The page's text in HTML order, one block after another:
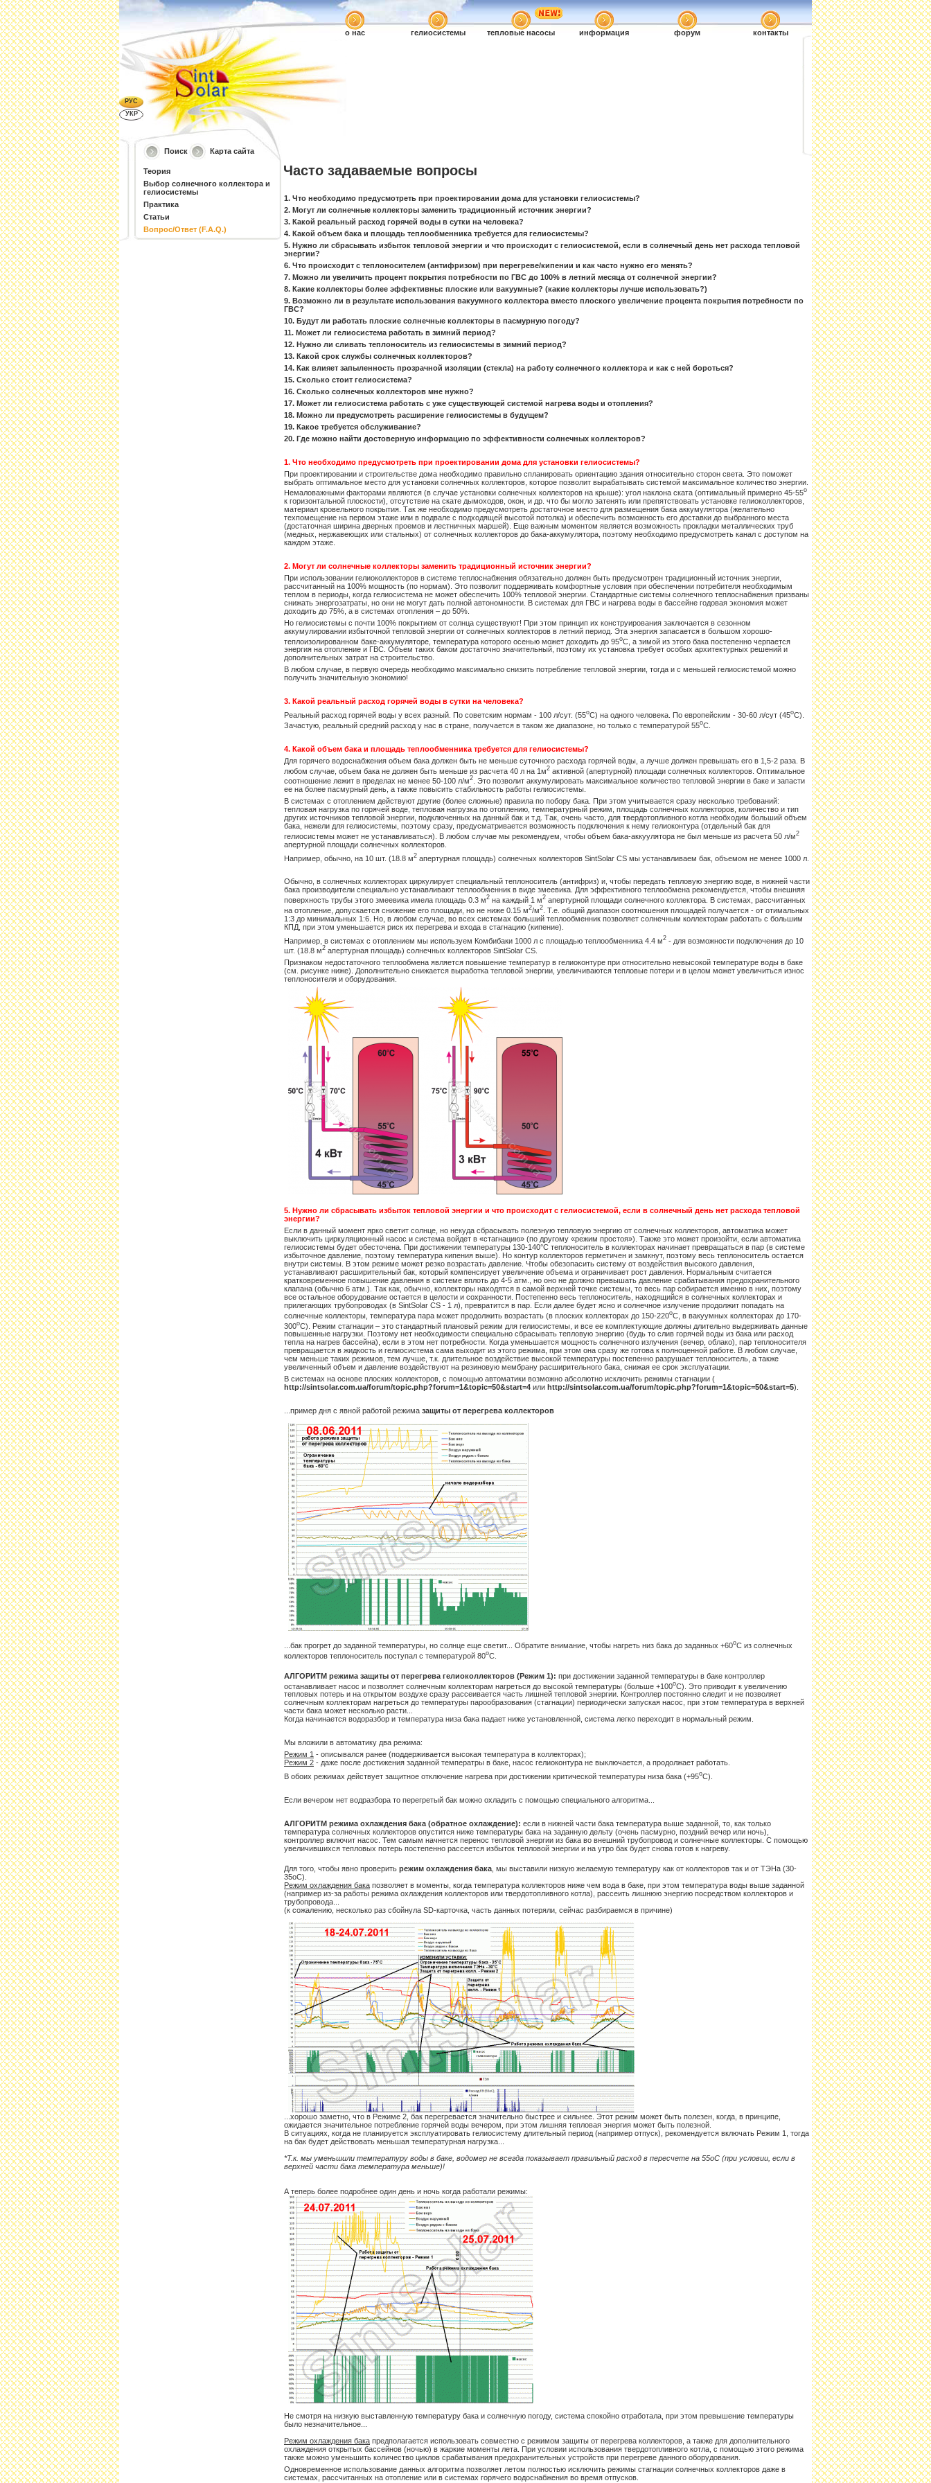
о нас гелиосистемы тепловые насосы информация форум контакты
РУС
УКР
Поиск Карта сайта
Теория
Выбор солнечного коллектора и
гелиосистемы
Практика
Статьи
Вопрос/Ответ (F.A.Q.)
Часто задаваемые вопросы
1. Что необходимо предусмотреть при проектировании дома для установки гелиосистемы?
2. Могут ли солнечные коллекторы заменить традиционный источник энергии?
3. Какой реальный расход горячей воды в сутки на человека?
4. Какой объем бака и площадь теплообменника требуется для гелиосистемы?
5. Нужно ли сбрасывать избыток тепловой энергии и что происходит с гелиосистемой, если в солнечный день нет расхода тепловой
энергии?
6. Что происходит с теплоносителем (антифризом) при перегреве/кипении и как часто нужно его менять?
7. Можно ли увеличить процент покрытия потребности по ГВС до 100% в летний месяца от солнечной энергии?
8. Какие коллекторы более эффективны: плоские или вакуумные? (какие коллекторы лучше использовать?)
9. Возможно ли в результате использования вакуумного коллектора вместо плоского увеличение процента покрытия потребности по
ГВС?
10. Будут ли работать плоские солнечные коллекторы в пасмурную погоду?
11. Может ли гелиосистема работать в зимний период?
12. Нужно ли сливать теплоноситель из гелиосистемы в зимний период?
13. Какой срок службы солнечных коллекторов?
14. Как влияет запыленность прозрачной изоляции (стекла) на работу солнечного коллектора и как с ней бороться?
15. Сколько стоит гелиосистема?
16. Сколько солнечных коллекторов мне нужно?
17. Может ли гелиосистема работать с уже существующей системой нагрева воды и отопления?
18. Можно ли предусмотреть расширение гелиосистемы в будущем?
19. Какое требуется обслуживание?
20. Где можно найти достоверную информацию по эффективности солнечных коллекторов?
1. Что необходимо предусмотреть при проектировании дома для установки гелиосистемы?
При проектировании и строительстве дома необходимо правильно спланировать ориентацию здания относительно сторон света. Это поможет
выбрать оптимальное место для установки солнечных коллекторов, которое позволит вырабатывать системой максимальное количество энергии.
Немаловажными факторами являются (в случае установки солнечных коллекторов на крыше): угол наклона ската (оптимальный примерно 45-55о
к горизонтальной плоскости), отсутствие на скате дымоходов, окон, и др. что бы могло затенять или препятствовать установке гелиоколлекторов,
материал кровельного покрытия. Так же необходимо предусмотреть достаточное место для размещения бака аккумулятора (желательно
техпомещение на первом этаже или в подвале с подходящей высотой потолка) и обеспечить возможность его доставки до выбранного места
(достаточная ширина дверных проемов и лестничных маршей). Еще важным моментом является возможность прокладки металлических труб
(медных, нержавеющих или стальных) от солнечных коллекторов до бака-аккумулятора, поэтому необходимо предусмотреть канал с доступом на
каждом этаже.
2. Могут ли солнечные коллекторы заменить традиционный источник энергии?
При использовании гелиоколлекторов в системе теплоснабжения обязательно должен быть предусмотрен традиционный источник энергии,
рассчитанный на 100% мощность (по нормам). Это позволит поддерживать комфортные условия при обеспечении потребителя необходимым
теплом в периоды, когда гелиосистема не может обеспечить 100% тепловой энергии. Стандартные системы солнечного теплоснабжения призваны
снижать энергозатраты, но они не могут дать полной автономности. В системах для ГВС и нагрева воды в бассейне годовая экономия может
доходить до 75%, а в системах отопления – до 50%.
Но гелиосистемы с почти 100% покрытием от солнца существуют! При этом принцип их конструирования заключается в сезонном
аккумулировании избыточной тепловой энергии от солнечных коллекторов в летний период. Эта энергия запасается в большом хорошо-
теплоизолированном баке-аккумуляторе, температура которого осенью может доходить до 95оС, а зимой из этого бака постепенно черпается
энергия на отопление и ГВС. Объем таких баком достаточно значительный, поэтому их установка требует особых архитектурных решений и
дополнительных затрат на строительство.
В любом случае, в первую очередь необходимо максимально снизить потребление тепловой энергии, тогда и с меньшей гелиосистемой можно
получить значительную экономию!
3. Какой реальный расход горячей воды в сутки на человека?
Реальный расход горячей воды у всех разный. По советским нормам - 100 л/сут. (55оС) на одного человека. По европейским - 30-60 л/сут (45оС).
Зачастую, реальный средний расход у нас в стране, получается в таком же диапазоне, но только с температурой 55оС.
4. Какой объем бака и площадь теплообменника требуется для гелиосистемы?
Для горячего водоснабжения объем бака должен быть не меньше суточного расхода горячей воды, а лучше должен превышать его в 1,5-2 раза. В
любом случае, объем бака не должен быть меньше из расчета 40 л на 1м2 активной (апертурной) площади солнечных коллекторов. Оптимальное
соотношение лежит в пределах не менее 50-100 л/м2 . Это позволит аккумулировать максимальное количество тепловой энергии в баке и запасти
ее на более пасмурный день, а также повысить стабильность работы гелиосистемы.
В системах с отоплением действуют другие (более сложные) правила по побору бака. При этом учитывается сразу несколько требований:
тепловая нагрузка по горячей воде, тепловая нагрузка по отоплению, температурный режим, площадь солнечных коллекторов, количество и тип
других источников тепловой энергии, подключенных на данный бак и т.д. Так, очень часто, для твердотопливного котла необходим больший объем
бака, нежели для гелиосистемы, поэтому сразу, предусматривается возможность подключения к нему гелиоконтура (отдельный бак для
гелиосистемы может не устанавливаться). В любом случае мы рекомендуем, чтобы объем бака-аккуулятора не был меньше из расчета 50 л/м2
апертурной площади солнечных коллекторов.
Например, обычно, на 10 шт. (18.8 м2 апертурная площадь) солнечных коллекторов SintSolar CS мы устанавливаем бак, объемом не менее 1000 л.
Обычно, в солнечных коллекторах циркулирует специальный теплоноситель (антифриз) и, чтобы передать тепловую энергию воде, в нижней части
бака производители специально устанавливают теплообменник в виде змеевика. Для эффективного теплообмена рекомендуется, чтобы внешняя
поверхность трубы этого змеевика имела площадь 0.3 м2 на каждый 1 м2 апертурной площади солнечного коллектора. В системах, рассчитанных
на отопление, допускается снижение его площади, но не ниже 0.15 м2/м2 . Т.е. общий диапазон соотношения площадей получается - от отимальных
1:3 до минимальных 1:6. Но, в любом случае, во всех системах больший теплообменник позволяет солнечным коллекторам работать с большим
КПД, при этом уменьшается риск их перегрева и входа в стагнацию (кипение).
Например, в системах с отоплением мы используем Комбибаки 1000 л с площадью теплообменника 4.4 м2 - для возможности подключения до 10
шт. (18.8 м2 апертурная площадь) солнечных коллекторов SintSolar CS.
Признаком недостаточного теплообмена является повышение температур в гелиоконтуре при относительно невысокой температуре воды в баке
(см. рисунке ниже). Дополнительно снижается выработка тепловой энергии, увеличиваются тепловые потери и в целом может увеличиться износ
теплоносителя и оборудования.
5. Нужно ли сбрасывать избыток тепловой энергии и что происходит с гелиосистемой, если в солнечный день нет расхода тепловой
энергии?
Если в данный момент ярко светит солнце, но некуда сбрасывать полезную тепловую энергию от солнечных коллекторов, автоматика может
выключить циркуляционный насос и система войдет в «стагнацию» (по другому «режим простоя»). Также это может произойти, если автоматика
гелиосистемы будет обесточена. При достижении температуры 130-140°С теплоноситель в коллекторах начинает превращаться в пар (в системе
избыточное давление, поэтому температура кипения выше). Но контур коллекторов герметичен и замкнут, поэтому весь теплоноситель остается
внутри системы. В этом режиме может резко возрастать давление. Чтобы обезопасить систему от воздействия высокого давления,
устанавливают расширительный бак, который компенсирует увеличение объема и ограничивает рост давления. Нормальным считается
кратковременное повышение давления в системе вплоть до 4-5 атм., но оно не должно превышать давление срабатывания предохранительного
клапана (обычно 6 атм.). Так как, обычно, коллекторы находятся в самой верхней точке системы, то весь пар собирается именно в них, поэтому
все остальное оборудование остается в целости и сохранности. Постепенно весь теплоноситель, находящийся в солнечных коллекторах и
прилегающих трубопроводах (в SintSolar CS - 1 л), превратится в пар. Если далее будет ясно и солнечное излучение продолжит попадать на
солнечные коллекторы, температура пара может продолжить возрастать (в плоских коллекторах до 150-220оС, в вакуумных коллекторах до 170-
300оС). Режим стагнации – это стандартный плановый режим для гелиосистемы, и все ее комплектующие должны длительно выдерживать данные
повышенные нагрузки. Поэтому нет необходимости специально сбрасывать тепловую энергию (будь то слив горячей воды из бака или расход
тепла на нагрев бассейна), если в этом нет потребности. Когда уменьшается мощность солнечного излучения (вечер, облако), пар теплоносителя
превращается в жидкость и гелиосистема сама выходит из этого режима, при этом она сразу же готова к полноценной работе. В любом случае,
чем меньше таких режимов, тем лучше, т.к. длительное воздействие высокой температуры постепенно разрушает теплоноситель, а также
увеличенный объем и давление воздействуют на резиновую мембрану расширительного бака, снижая ее срок эксплуатации.
В системах на основе плоских коллекторов, с помощью автоматики возможно абсолютно исключить режимы стагнации (
http://sintsolar.com.ua/forum/topic.php?forum=1&topic=50&start=4 или http://sintsolar.com.ua/forum/topic.php?forum=1&topic=50&start=5).
...пример дня с явной работой режима защиты от перегрева коллекторов
...бак прогрет до заданной температуры, но солнце еще светит... Обратите внимание, чтобы нагреть низ бака до заданных +60оС из солнечных
коллекторов теплоноситель поступал с температурой 80оС.
АЛГОРИТМ режима защиты от перегрева гелиоколлекторов (Режим 1): при достижении заданной температуры в баке контроллер
останавливает насос и позволяет солнечным коллекторам нагреться до высокой температуры (больше +100оС). Это приводит к увеличению
тепловых потерь и на открытом воздухе сразу рассеивается часть лишней тепловой энергии. Контроллер постоянно следит и не позволяет
солнечным коллекторам нагреться до температуры парообразования (стагнации) периодически запуская насос, при этом температура в верхней
части бака может несколько расти...
Когда начинается водоразбор и температура низа бака падает ниже установленной, система легко переходит в нормальный режим.
Мы вложили в автоматику два режима:
Режим 1 - описывался ранее (поддерживается высокая температура в коллекторах);
Режим 2 - даже после достижения заданной температры в баке, насос гелиоконтура не выключается, а продолжает работать.
В обоих режимах действует защитное отключение нагрева при достижении критической температуры низа бака (+95оС).
Если вечером нет водразбора то перегретый бак можно охладить с помощью специального алгоритма...
АЛГОРИТМ режима охлаждения бака (обратное охлаждение): если в нижней части бака температура выше заданной, то, как только
температура солнечных коллекторов опустится ниже температуры бака на заданную дельту (очень пасмурно, поздний вечер или ночь),
контроллер включит насос. Тем самым начнется перенос тепловой энергии из бака во внешний трубопровод и солнечные коллекторы. С помощью
увеличившихся тепловых потерь постепенно рассеется избыток тепловой энергии и на утро бак будет снова готов к нагреву.
Для того, чтобы явно проверить режим охлаждения бака , мы выставили низкую желаемую температуру как от коллекторов так и от ТЭНа (30-
35оС).
Режим охлаждения бака позволяет в моменты, когда температура коллекторов ниже чем вода в баке, при этом температура воды выше заданной
(например из-за работы режима охлаждения коллекторов или твердотопливного котла), рассеить лишнюю энергию посредством коллекторов и
трубопровода...
(к сожалению, несколько раз сбойнула SD-карточка, часть данных потеряли, сейчас разбираемся в причине)
...хорошо заметно, что в Режиме 2, бак перегревается значительно быстрее и сильнее. Этот режим может быть полезен, когда, в принципе,
ожидается значительное потребление горячей воды вечером, при этом лишняя тепловая энергия может быть полезной.
В ситуациях, когда не планируется эксплуатировать гелиосистему длительный период (например отпуск), рекомендуется включать Режим 1, тогда
на бак будет действовать меньшая температурная нагрузка...
*Т.к. мы уменьшили температуру воды в баке, водомер не всегда показывает правильный расход в пересчете на 55оС (при условии, если в
верхней части бака температура меньше)!
А теперь более подробнее один день и ночь когда работали режимы:
Не смотря на низкую выставленную температуру бака и солнечную погоду, система спокойно отработала, при этом превышение температуры
было незначительное...
Режим охлаждения бака предполагается использовать совместно с режимом защиты от перегрева коллекторов, а также для дополнительного
охлаждения открытых бассейнов (ночью) в жаркие моменты лета. При условии использования твердотопливного котла, с помощью этого режима
также можно уменьшить количество циклов срабатывания предохранительных устройств при перегреве данного оборудования.
Одновременное использование данных алгоритма позволяет летом полностью исключить режимы стагнации солнечных коллекторов даже в
системах, рассчитанных на отопление или в системах горячего водоснабжения во время отпусков.